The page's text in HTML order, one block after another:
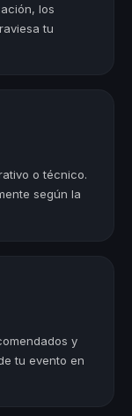
los
tu
o técnico.
según la
y
tu evento en